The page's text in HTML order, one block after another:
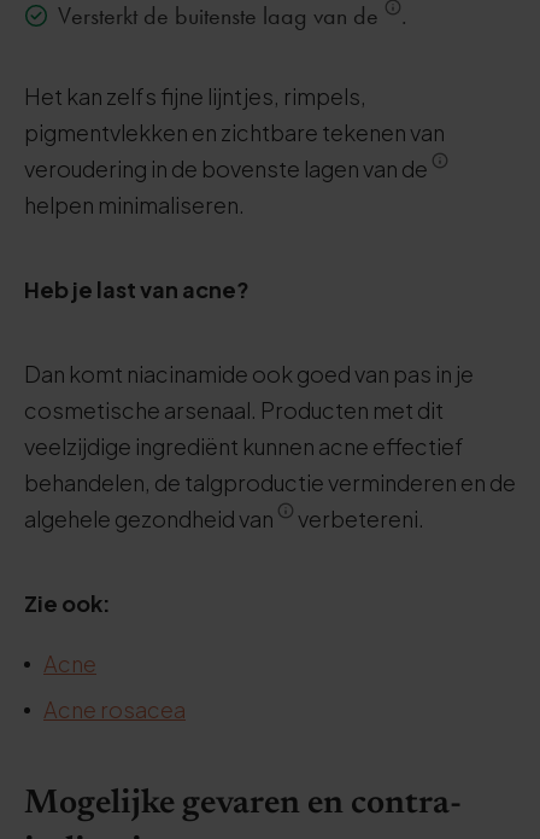
Versterkt de buitenste laag van de
.
Het kan zelfs fijne lijntjes, rimpels,
pigmentvlekken en zichtbare tekenen van
veroudering in de bovenste lagen van de
helpen minimaliseren.
Heb je last van acne?
Dan komt niacinamide ook goed van pas in je
cosmetische arsenaal. Producten met dit
veelzijdige ingrediënt kunnen acne effectief
behandelen, de talgproductie verminderen en de
algehele gezondheid van
verbetereni.
Zie ook:
Acne
Acne rosacea
Mogelijke gevaren en contra-